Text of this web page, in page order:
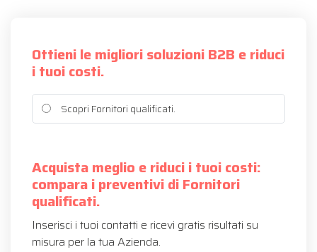
Ottieni le migliori soluzioni B2B e riduci
i tuoi costi.
Scopri Fornitori qualificati.
Acquista meglio e riduci i tuoi costi:
compara i preventivi di Fornitori
qualificati.
Inserisci i tuoi contatti e ricevi gratis risultati su
misura per la tua Azienda.